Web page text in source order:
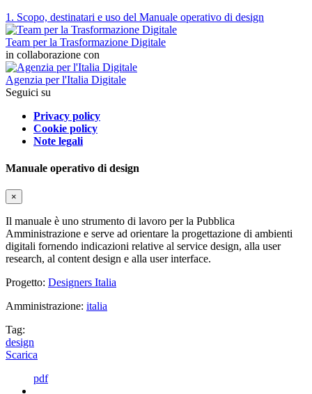
1. Scopo, destinatari e uso del Manuale operativo di design
Team per la Trasformazione Digitale
in collaborazione con
Agenzia per l'Italia Digitale
Seguici su
Privacy policy
Cookie policy
Note legali
Manuale operativo di design
×
Il manuale è uno strumento di lavoro per la Pubblica
Amministrazione e serve ad orientare la progettazione di ambienti
digitali fornendo indicazioni relative al service design, alla user
research, al content design e alla user interface.
Progetto: Designers Italia
Amministrazione: italia
Tag:
design
Scarica
pdf